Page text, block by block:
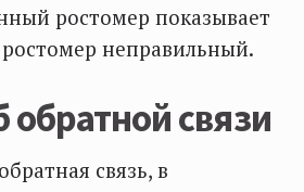
ростомер показывает
неправильный.
связи
связь, в